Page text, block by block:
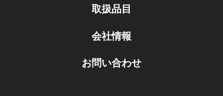
取扱品目
会社情報
お問い合わせ